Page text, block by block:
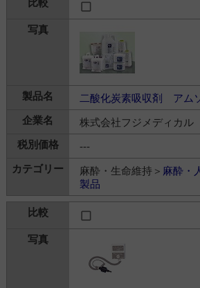
二酸化炭素吸収剤 アム
株式会社フジメディカル
---
麻酔・生命維持＞ 麻酔・
製品